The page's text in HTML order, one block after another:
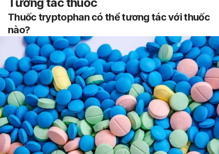
Thuốc tryptophan có thể tương tác với thuốc
nào?